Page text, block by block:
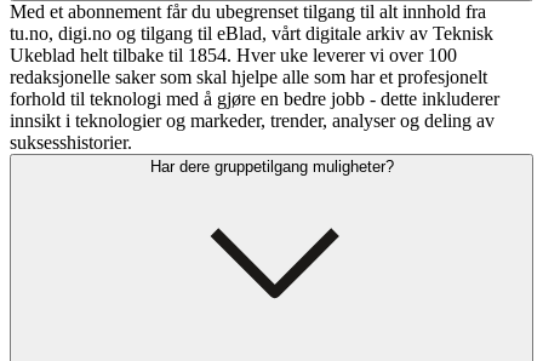
Med et abonnement får du ubegrenset tilgang til alt innhold fra
tu.no, digi.no og tilgang til eBlad, vårt digitale arkiv av Teknisk
Ukeblad helt tilbake til 1854. Hver uke leverer vi over 100
redaksjonelle saker som skal hjelpe alle som har et profesjonelt
forhold til teknologi med å gjøre en bedre jobb - dette inkluderer
innsikt i teknologier og markeder, trender, analyser og deling av
suksesshistorier.
Har dere gruppetilgang muligheter?